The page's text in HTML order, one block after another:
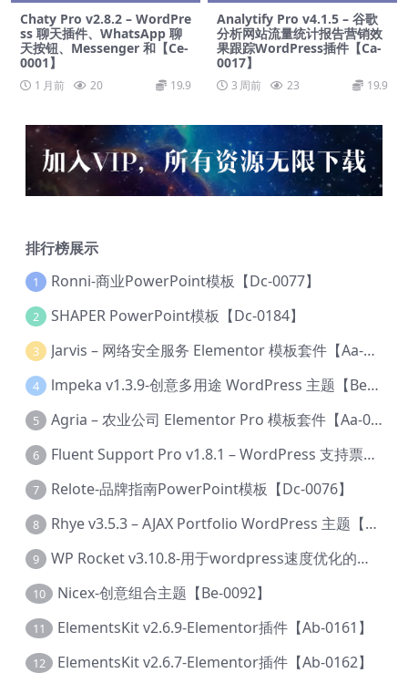
Chaty Pro v2.8.2 – WordPre
ss 聊天插件、WhatsApp 聊
天按钮、Messenger 和【Ce-
0001】
1 月前 20 19.9
Analytify Pro v4.1.5 – 谷歌
分析网站流量统计报告营销效
果跟踪WordPress插件【Ca-
0017】
3 周前 23 19.9
排行榜展示
1 Ronni-商业PowerPoint模板【Dc-0077】
2 SHAPER PowerPoint模板【Dc-0184】
3 Jarvis – 网络安全服务 Elementor 模板套件【Aa-0035】
4 lmpeka v1.3.9-创意多用途 WordPress 主题【Be-0064】
5 Agria – 农业公司 Elementor Pro 模板套件【Aa-0003】
6 Fluent Support Pro v1.8.1 – WordPress 支持票务系统【Cc-0041】
7 Relote-品牌指南PowerPoint模板【Dc-0076】
8 Rhye v3.5.3 – AJAX Portfolio WordPress 主题【Bi-0049】
9 WP Rocket v3.10.8-用于wordpress速度优化的缓存加速插件【Cd-0019】
10 Nicex-创意组合主题【Be-0092】
11 ElementsKit v2.6.9-Elementor插件【Ab-0161】
12 ElementsKit v2.6.7-Elementor插件【Ab-0162】